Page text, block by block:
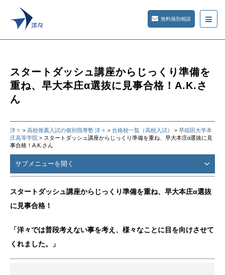
無料個別相談
スタートダッシュ講座からじっくり準備を
重ね、早大本庄α選抜に見事合格！A.K.さ
ん
洋々 > 高校推薦入試の個別指導塾 洋々 > 合格校一覧（高校入試） > 早稲田大学本
庄高等学院 > スタートダッシュ講座からじっくり準備を重ね、早大本庄α選抜に見
事合格！A.K.さん
サブメニューを開く
スタートダッシュ講座からじっくり準備を重ね、早大本庄α選抜
に見事合格！
「洋々では普段考えない事を考え、様々なことに目を向けさせて
くれました。」